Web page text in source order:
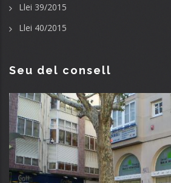
Llei 39/2015
Llei 40/2015
Seu del consell